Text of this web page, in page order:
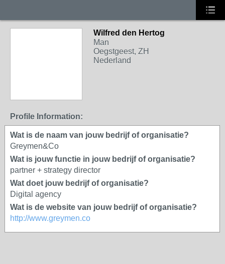
Wilfred den Hertog
Man
Oegstgeest, ZH
Nederland
Profile Information:
Wat is de naam van jouw bedrijf of organisatie?
Greymen&Co
Wat is jouw functie in jouw bedrijf of organisatie?
partner + strategy director
Wat doet jouw bedrijf of organisatie?
Digital agency
Wat is de website van jouw bedrijf of organisatie?
http://www.greymen.co